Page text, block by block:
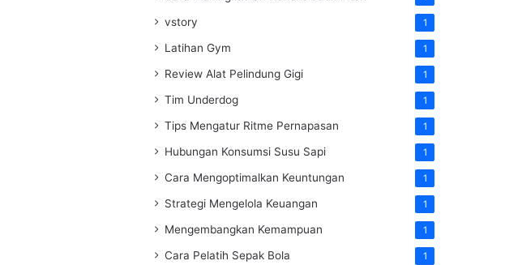
vstory 1
Latihan Gym 1
Review Alat Pelindung Gigi 1
Tim Underdog 1
Tips Mengatur Ritme Pernapasan 1
Hubungan Konsumsi Susu Sapi 1
Cara Mengoptimalkan Keuntungan 1
Strategi Mengelola Keuangan 1
Mengembangkan Kemampuan 1
Cara Pelatih Sepak Bola 1